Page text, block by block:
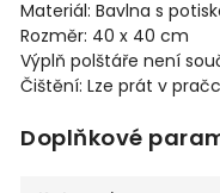
Materiál: Bavlna s
Rozměr: 40 x 40 cm
Výplň polštáře není
Čištění: Lze prát v
Doplňkové